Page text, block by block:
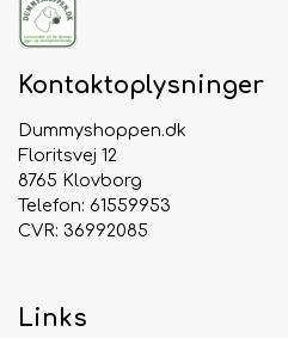
Kontaktoplysninger
Dummyshoppen.dk
Floritsvej 12
8765 Klovborg
Telefon: 61559953
CVR: 36992085
Links